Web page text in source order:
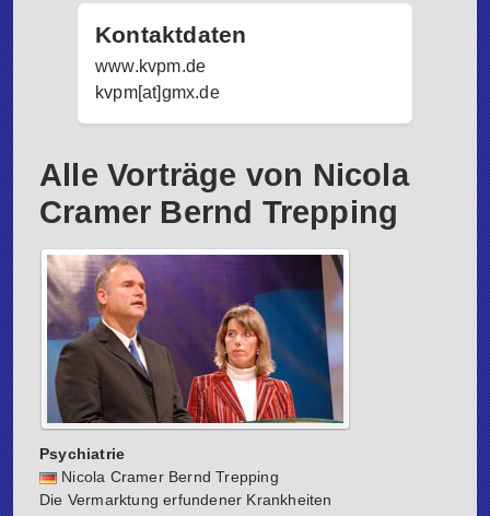
Kontaktdaten
www.kvpm.de
kvpm[at]gmx.de
Alle Vorträge von Nicola
Cramer Bernd Trepping
Psychiatrie
Nicola Cramer Bernd Trepping
Die Vermarktung erfundener Krankheiten